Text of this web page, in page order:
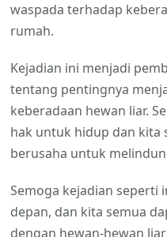
waspada terhadap
rumah.
Kejadian ini menjadi
tentang pentingnya
keberadaan hewan liar.
hak untuk hidup dan kita
berusaha untuk
Semoga kejadian seperti
depan, dan kita semua
dengan hewan-hewan